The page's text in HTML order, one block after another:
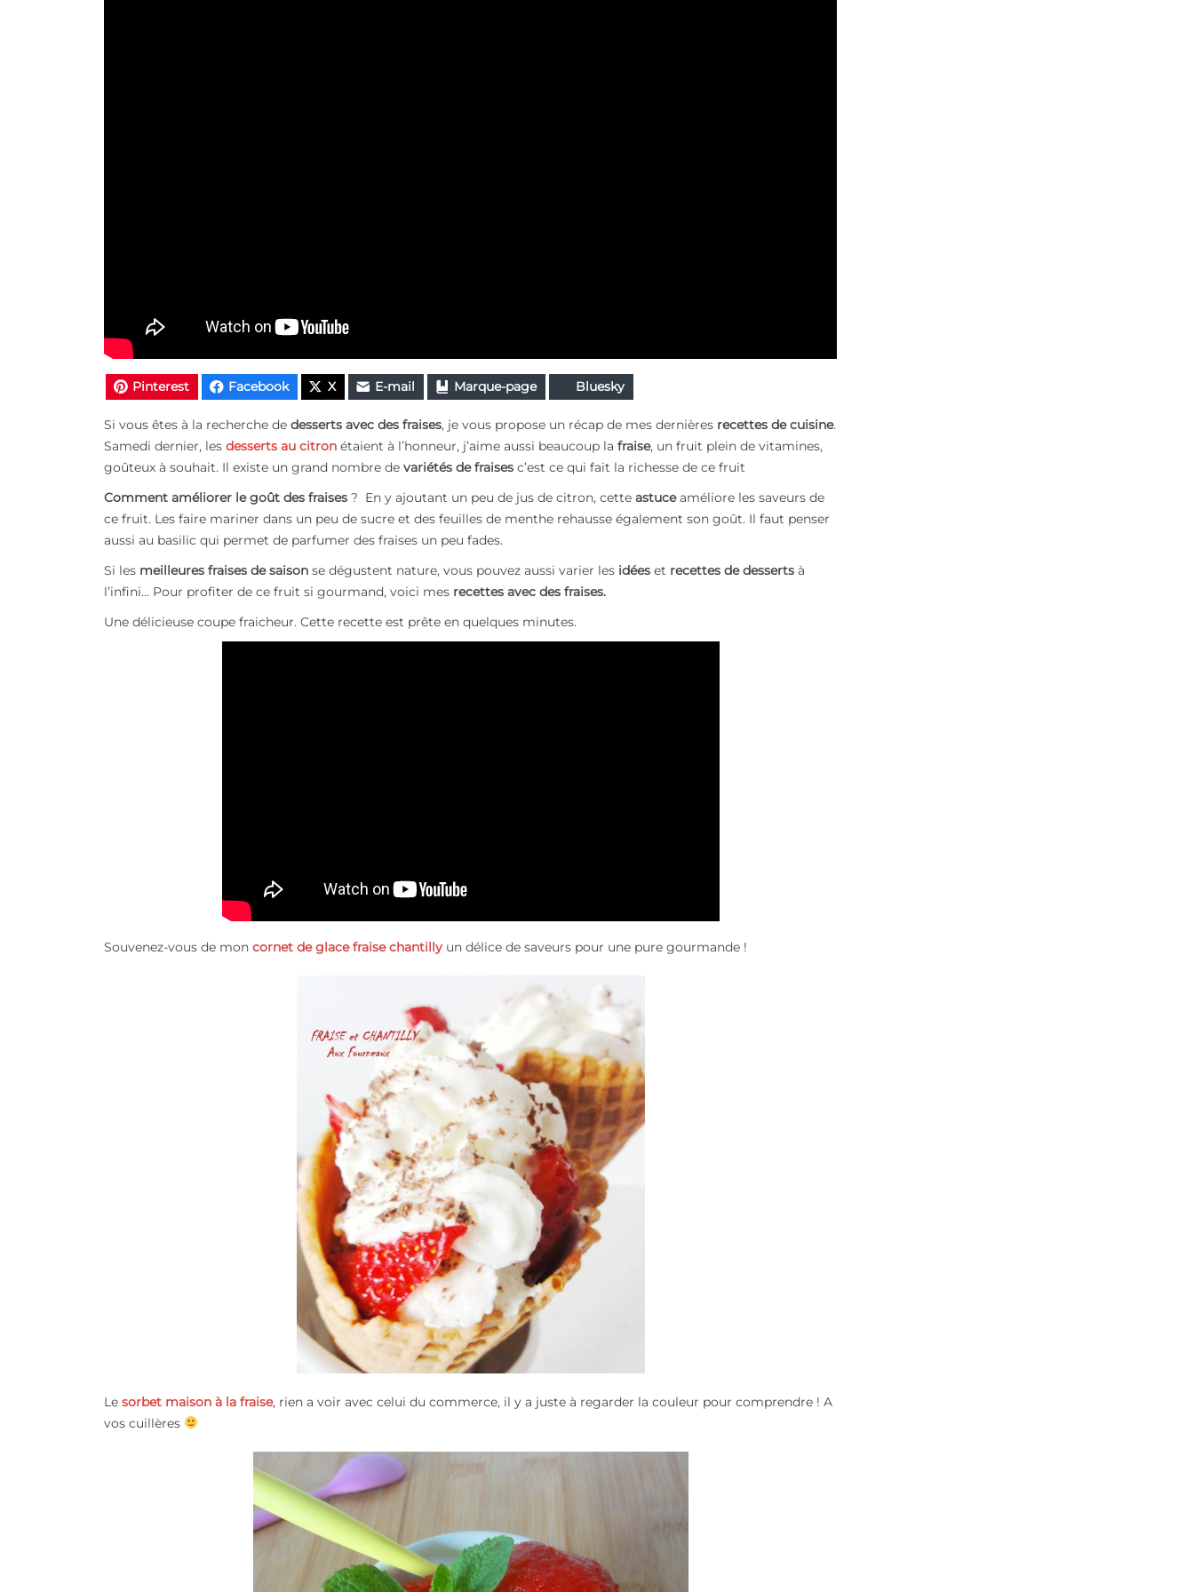
Pinterest Facebook X E-mail Marque-page Bluesky
Si vous êtes à la recherche de desserts avec des fraises, je vous propose un récap de mes dernières recettes de cuisine.
Samedi dernier, les desserts au citron étaient à l’honneur, j’aime aussi beaucoup la fraise, un fruit plein de vitamines,
goûteux à souhait. Il existe un grand nombre de variétés de fraises c’est ce qui fait la richesse de ce fruit
Comment améliorer le goût des fraises ? En y ajoutant un peu de jus de citron, cette astuceaméliore les saveurs de
ce fruit. Les faire mariner dans un peu de sucre et des feuilles de menthe rehausse également son goût. Il faut penser
aussi au basilic qui permet de parfumer des fraises un peu fades.
Si les meilleures fraises de saison se dégustent nature, vous pouvez aussi varier les idées et recettes de desserts à
l’infini… Pour profiter de ce fruit si gourmand, voici mes recettes avec des fraises.
Une délicieuse coupe fraicheur. Cette recette est prête en quelques minutes.
Souvenez-vous de mon cornet de glace fraise chantilly un délice de saveurs pour une pure gourmande !
Le sorbet maison à la fraise, rien a voir avec celui du commerce, il y a juste à regarder la couleur pour comprendre ! A
vos cuillères